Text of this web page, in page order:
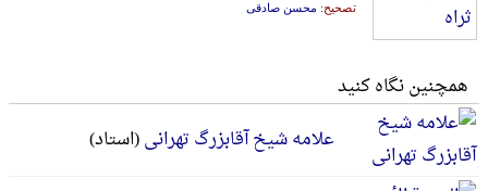
تصحیح: محسن صادقی
همچنین نگاه کنید
علامه شیخ آقابزرگ تهرانی(استاد)